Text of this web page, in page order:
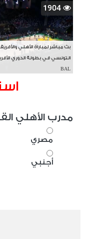
1904
بث مباشر لمباراة الأهلي
التونسي في بطولة الدوري
BAL
مدرب الأهلي
مصري
أجنبي